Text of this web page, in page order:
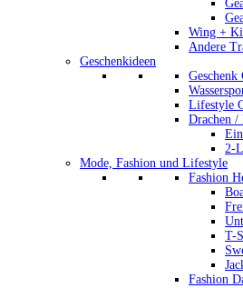
Wing +
Andere
Geschenkideen
Geschenk
Lifestyle
Drachen /
2-
Mode, Fashion und Lifestyle
Fashion
T-
Fashion